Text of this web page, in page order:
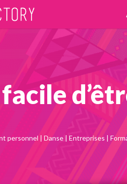
facile
personnel |Danse |Entreprises |